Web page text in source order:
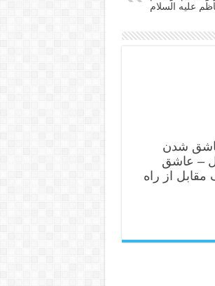
علیه السلام
شدن
– عاشق
از راه